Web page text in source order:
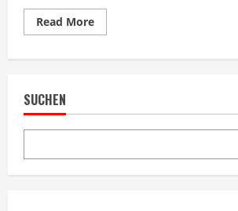
Read MoreRead
more
zu
sehen
SUCHEN